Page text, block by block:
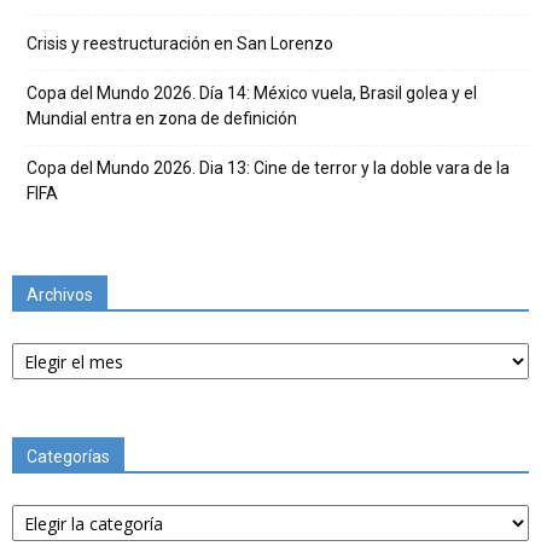
Crisis y reestructuración en San Lorenzo
Copa del Mundo 2026. Día 14: México vuela, Brasil golea y el
Mundial entra en zona de definición
Copa del Mundo 2026. Dia 13: Cine de terror y la doble vara de la
FIFA
Archivos
Archivos
Categorías
Categorías